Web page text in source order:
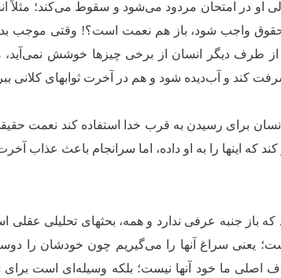
او در امتحان مردود می‌شود و سقوط می‌کند؛ مثلاً
واجب شود، باز هم نعمت است؟! وقتی موجب
طرف دیگر انسان از برخی چیزها خوشش نمی‌آید،
کند و آب‌دیده شود و هم در آخرت ثوابهای کلانی
برای رسیدن به قرب خدا استفاده کند نعمت
که اینها را به او داده، اما سرانجام باعث عذاب
باز جنبه عرفی ندارد و همه، بحثهای تحلیلی عقلی
یعنی سراغ آنها را می‌گیریم چون خودشان را
اصلی ما خود آنها نیست؛ بلکه وسیله‌ای است برای